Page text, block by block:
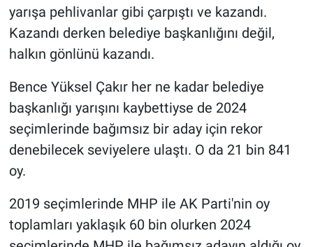
yarışa pehlivanlar gibi çarpıştı ve kazandı.
Kazandı derken belediye başkanlığını değil,
halkın gönlünü kazandı.
Bence Yüksel Çakır her ne kadar belediye
başkanlığı yarışını kaybettiyse de 2024
seçimlerinde bağımsız bir aday için rekor
denebilecek seviyelere ulaştı. O da 21 bin 841
oy.
2019 seçimlerinde MHP ile AK Parti'nin oy
toplamları yaklaşık 60 bin olurken 2024